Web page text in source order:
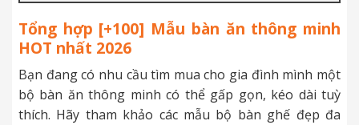
Tổng hợp [+100] Mẫu bàn ăn thông minh
HOT nhất 2026
Bạn đang có nhu cầu tìm mua cho gia đình mình một
bộ bàn ăn thông minh có thể gấp gọn, kéo dài tuỳ
thích. Hãy tham khảo các mẫu bộ bàn ghế đẹp đa